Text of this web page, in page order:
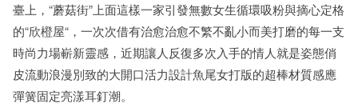
臺上，“蘑菇街”上面這樣一家引發無數女生循環吸粉與摘心定格
的“欣橙屋“，一次次借有治愈治愈不繁不亂小而美打磨的每一支
時尚力場嶄新靈感，近期讓人反復多次入手的情人就是姿態俏
皮流動浪漫別致的大開口活力設計魚尾女打版的超棒材質感應
彈簧固定亮漾耳釘潮。